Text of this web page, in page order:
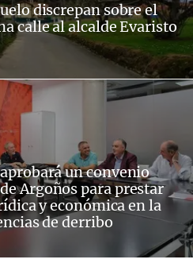
discrepan sobre el
calle al alcalde Evaristo
un convenio
Argoños para prestar
y económica en la
de derribo